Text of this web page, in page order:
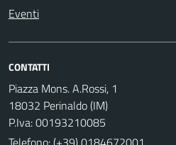
Eventi
CONTATTI
Piazza Mons. A.Rossi, 1
18032 Perinaldo (IM)
P.Iva: 00193210085